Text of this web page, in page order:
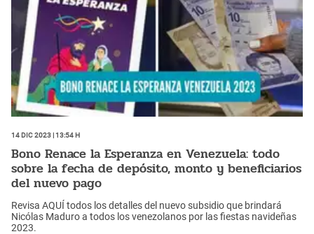
14 Dic 2023 | 13:54 h
Bono Renace la Esperanza en Venezuela: todo
sobre la fecha de depósito, monto y beneficiarios
del nuevo pago
Revisa AQUÍ todos los detalles del nuevo subsidio que brindará
Nicólas Maduro a todos los venezolanos por las fiestas navideñas
2023.